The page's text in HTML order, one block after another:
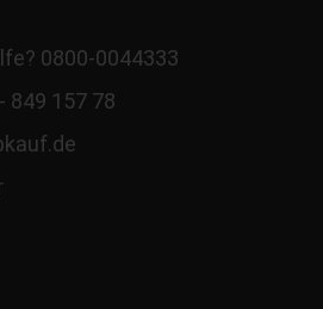
0800-0044333
849 157 78